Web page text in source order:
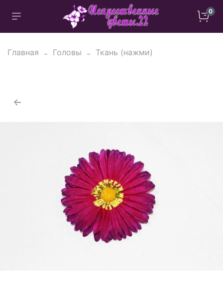
0
Главная Головы Ткань (нажми)